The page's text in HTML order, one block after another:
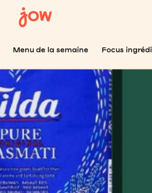
Menu de la semaine Focus